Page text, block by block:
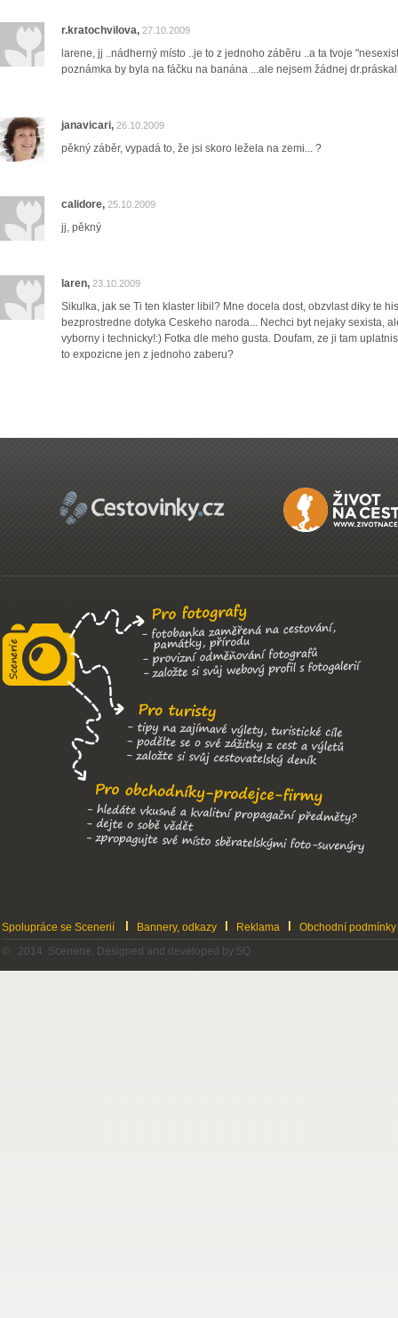
r.kratochvilova, 27.10.2009
larene, jj ..nádherný místo ..je to z jednoho záběru ..a ta tvoje
poznámka by byla na fáčku na banána ...ale nejsem žádnej
janavicari, 26.10.2009
pěkný záběr, vypadá to, že jsi skoro ležela na zemi... ?
calidore, 25.10.2009
jj, pěkný
laren, 23.10.2009
Sikulka, jak se Ti ten klaster libil? Mne docela dost, obzvlast diky te
bezprostredne dotyka Ceskeho naroda... Nechci byt nejaky sexista,
vyborny i technicky!:) Fotka dle meho gusta. Doufam, ze ji tam
to expozicne jen z jednoho zaberu?
Spolupráce se Scenerií Bannery, odkazy Reklama
Obchodní podmínky
© 2014 Scenerie, Designed and developed by 5Q